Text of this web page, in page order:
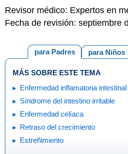
Revisor médico: Expertos en
Fecha de revisión: septiembre
para Niños
para Padres
MÁS SOBRE ESTE TEMA
Enfermedad inflamatoria intestinal
Síndrome del intestino irritable
Enfermedad celíaca
Retraso del crecimiento
Estreñimiento